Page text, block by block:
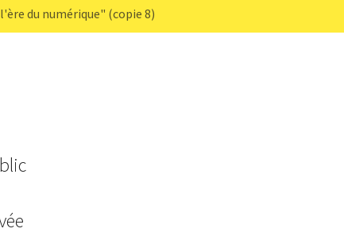
du numérique" (copie 8)